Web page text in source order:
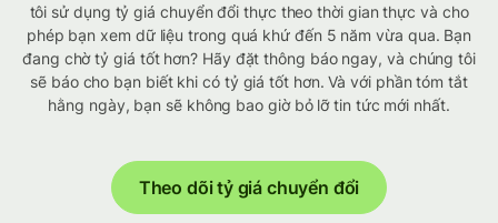
tôi sử dụng tỷ giá chuyển đổi thực theo thời gian thực và cho
phép bạn xem dữ liệu trong quá khứ đến 5 năm vừa qua. Bạn
đang chờ tỷ giá tốt hơn? Hãy đặt thông báo ngay, và chúng tôi
sẽ báo cho bạn biết khi có tỷ giá tốt hơn. Và với phần tóm tắt
hằng ngày, bạn sẽ không bao giờ bỏ lỡ tin tức mới nhất.
Theo dõi tỷ giá chuyển đổi